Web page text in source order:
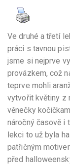
Ve druhé a třetí
práci s tavnou
jsme si nejprve
provázkem, což
teprve mohli
vytvořit květiny z
věnečky
náročný časově i
lekci to už byla
patřičným
před